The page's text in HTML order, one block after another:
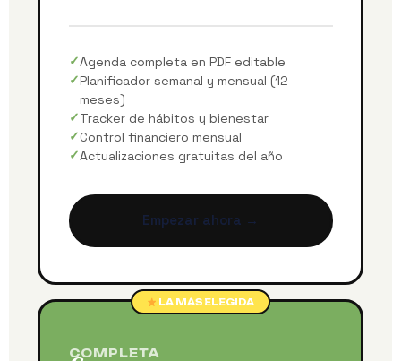
Agenda completa en PDF editable
Planificador semanal y mensual (12
meses)
Tracker de hábitos y bienestar
Control financiero mensual
Actualizaciones gratuitas del año
Empezar ahora →
LA MÁS ELEGIDA
COMPLETA